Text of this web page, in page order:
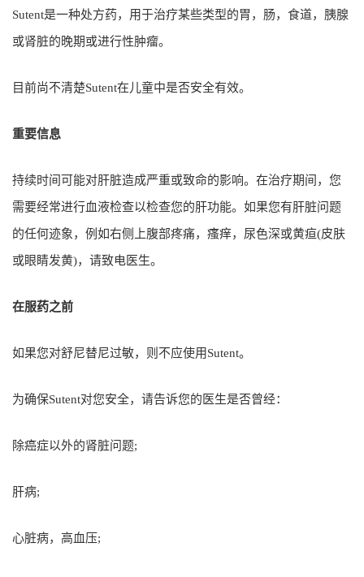
Sutent是一种处方药，用于治疗某些类型的胃，肠，食道，胰腺
或肾脏的晚期或进行性肿瘤。
目前尚不清楚Sutent在儿童中是否安全有效。
重要信息
持续时间可能对肝脏造成严重或致命的影响。在治疗期间，您
需要经常进行血液检查以检查您的肝功能。如果您有肝脏问题
的任何迹象，例如右侧上腹部疼痛，瘙痒，尿色深或黄疸(皮肤
或眼睛发黄)，请致电医生。
在服药之前
如果您对舒尼替尼过敏，则不应使用Sutent。
为确保Sutent对您安全，请告诉您的医生是否曾经：
除癌症以外的肾脏问题;
肝病;
心脏病，高血压;